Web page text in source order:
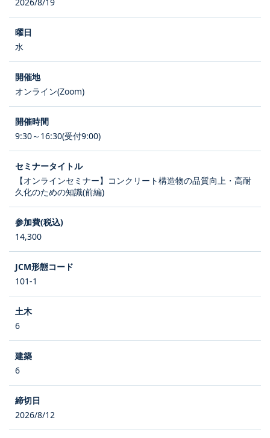
水
オンライン(Zoom)
9:30～16:30(受付9:00)
【オンラインセミナー】コンクリート構造物の品質向上・高耐
久化のための知識(前編)
14,300
101-1
6
6
2026/8/12